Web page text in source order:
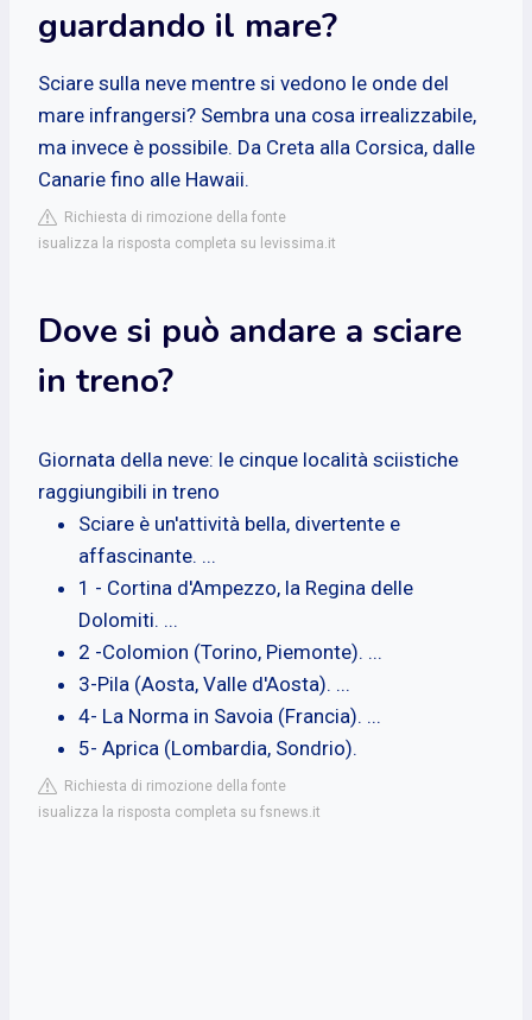
guardando il mare?
Sciare sulla neve mentre si vedono le onde del
mare infrangersi? Sembra una cosa irrealizzabile,
ma invece è possibile. Da Creta alla Corsica, dalle
Canarie fino alle Hawaii.
Richiesta di rimozione della fonte
isualizza la risposta completa su levissima.it
Dove si può andare a sciare
in treno?
Giornata della neve: le cinque località sciistiche
raggiungibili in treno
Sciare è un'attività bella, divertente e
affascinante. ...
1 - Cortina d'Ampezzo, la Regina delle
Dolomiti. ...
2 -Colomion (Torino, Piemonte). ...
3-Pila (Aosta, Valle d'Aosta). ...
4- La Norma in Savoia (Francia). ...
5- Aprica (Lombardia, Sondrio).
Richiesta di rimozione della fonte
isualizza la risposta completa su fsnews.it